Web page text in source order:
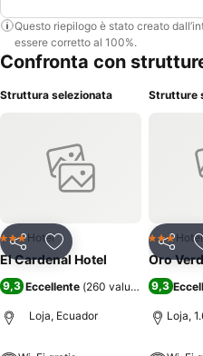
Questo riepilogo è stato creato
essere corretto al 100%.
Confronta con
Struttura selezionata
CondividiAggiungi ai preferiti
3 StelleHotel
El Cardenal Hotel
9,3 Eccellente (260 valutazioni)
Loja, Ecuador
Strutture
3 StelleHotel
Oro
9,3
Loja,